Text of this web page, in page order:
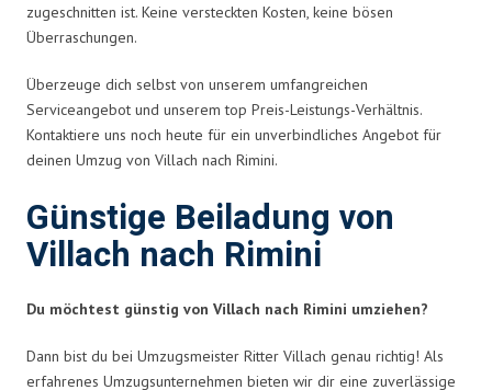
zugeschnitten ist. Keine versteckten Kosten, keine bösen
Überraschungen.
Überzeuge dich selbst von unserem umfangreichen
Serviceangebot und unserem top Preis-Leistungs-Verhältnis.
Kontaktiere uns noch heute für ein unverbindliches Angebot für
deinen Umzug von Villach nach Rimini.
Günstige Beiladung von
Villach nach Rimini
Du möchtest günstig von Villach nach Rimini umziehen?
Dann bist du bei Umzugsmeister Ritter Villach genau richtig! Als
erfahrenes Umzugsunternehmen bieten wir dir eine zuverlässige